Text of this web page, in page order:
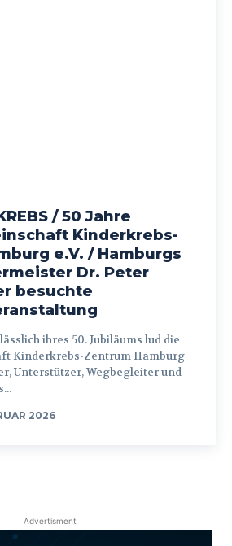
/ 50 Jahre
Kinderkrebs-
e.V. / Hamburgs
Dr. Peter
besuchte
Kinderkrebs-Zentrum Hamburg
Unterstützer, Wegbegleiter und
2026
Advertisment